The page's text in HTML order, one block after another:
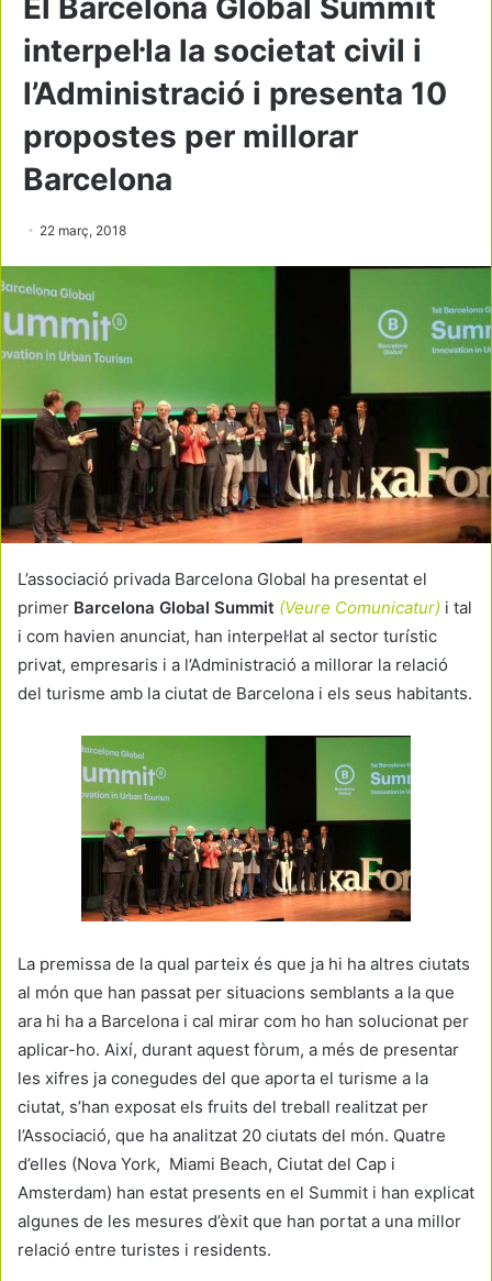
El Barcelona Global Summit
interpel·la la societat civil i
l’Administració i presenta 10
propostes per millorar
Barcelona
22 març, 2018
L’associació privada Barcelona Global ha presentat el
primer Barcelona Global Summit (Veure Comunicatur) i tal
i com havien anunciat, han interpel·lat al sector turístic
privat, empresaris i a l’Administració a millorar la relació
del turisme amb la ciutat de Barcelona i els seus habitants.
La premissa de la qual parteix és que ja hi ha altres ciutats
al món que han passat per situacions semblants a la que
ara hi ha a Barcelona i cal mirar com ho han solucionat per
aplicar-ho. Així, durant aquest fòrum, a més de presentar
les xifres ja conegudes del que aporta el turisme a la
ciutat, s’han exposat els fruits del treball realitzat per
l’Associació, que ha analitzat 20 ciutats del món. Quatre
d’elles (Nova York, Miami Beach, Ciutat del Cap i
Amsterdam) han estat presents en el Summit i han explicat
algunes de les mesures d’èxit que han portat a una millor
relació entre turistes i residents.